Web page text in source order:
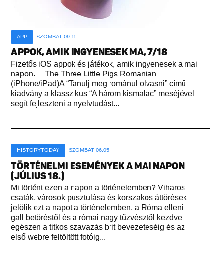
APP SZOMBAT 09:11
APPOK, AMIK INGYENESEK MA, 7/18
Fizetős iOS appok és játékok, amik ingyenesek a mai
napon. The Three Little Pigs Romanian
(iPhone/iPad)A “Tanulj meg románul olvasni” című
kiadvány a klasszikus “A három kismalac” meséjével
segít fejleszteni a nyelvtudást...
HISTORYTODAY SZOMBAT 06:05
TÖRTÉNELMI ESEMÉNYEK A MAI NAPON
(JÚLIUS 18.)
Mi történt ezen a napon a történelemben? Viharos
csaták, városok pusztulása és korszakos áttörések
jelölik ezt a napot a történelemben, a Róma elleni
gall betöréstől és a római nagy tűzvésztől kezdve
egészen a titkos szavazás brit bevezetéséig és az
első webre feltöltött fotóig...